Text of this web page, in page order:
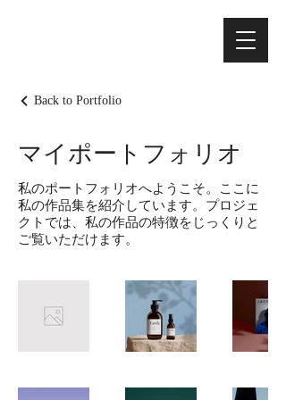
Back to Portfolio
マイポートフォリオ
私のポートフォリオへようこそ。ここに
私の作品集を紹介しています。プロジェ
クトでは、私の作品の特徴をじっくりと
ご覧いただけます。